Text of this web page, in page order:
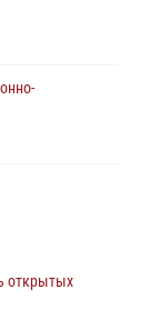
смыслов»
открытых